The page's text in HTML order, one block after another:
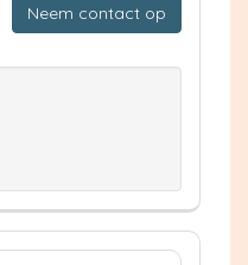
Neem contact op